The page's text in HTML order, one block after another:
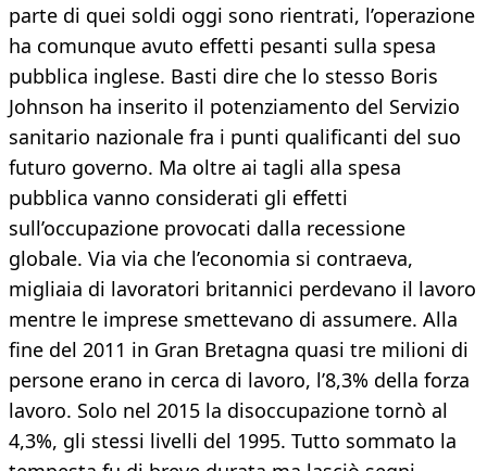
parte di quei soldi oggi sono rientrati, l’operazione
ha comunque avuto effetti pesanti sulla spesa
pubblica inglese. Basti dire che lo stesso Boris
Johnson ha inserito il potenziamento del Servizio
sanitario nazionale fra i punti qualificanti del suo
futuro governo. Ma oltre ai tagli alla spesa
pubblica vanno considerati gli effetti
sull’occupazione provocati dalla recessione
globale. Via via che l’economia si contraeva,
migliaia di lavoratori britannici perdevano il lavoro
mentre le imprese smettevano di assumere. Alla
fine del 2011 in Gran Bretagna quasi tre milioni di
persone erano in cerca di lavoro, l’8,3% della forza
lavoro. Solo nel 2015 la disoccupazione tornò al
4,3%, gli stessi livelli del 1995. Tutto sommato la